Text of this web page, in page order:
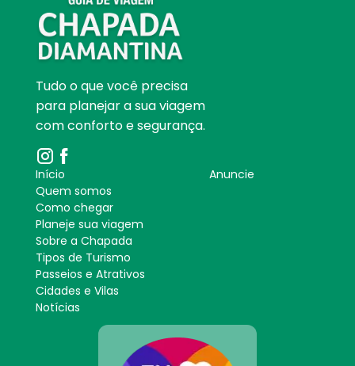
Tudo o que você precisa
para planejar a sua viagem
com conforto e segurança.
Início
Quem somos
Como chegar
Planeje sua viagem
Sobre a Chapada
Tipos de Turismo
Passeios e Atrativos
Cidades e Vilas
Notícias
Anuncie